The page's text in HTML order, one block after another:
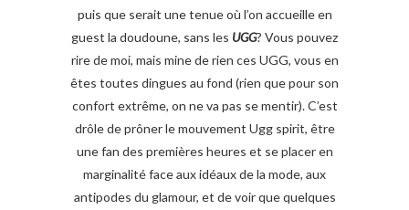
puis que serait une tenue où l’on accueille en
guest la doudoune, sans les UGG? Vous pouvez
rire de moi, mais mine de rien ces UGG, vous en
êtes toutes dingues au fond (rien que pour son
confort extrême, on ne va pas se mentir). C’est
drôle de prôner le mouvement Ugg spirit, être
une fan des premières heures et se placer en
marginalité face aux idéaux de la mode, aux
antipodes du glamour, et de voir que quelques